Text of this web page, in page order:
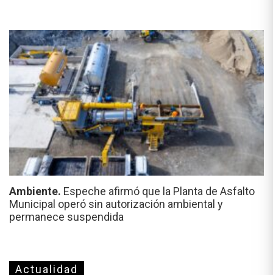
Ambiente. Espeche afirmó que la Planta de Asfalto
Municipal operó sin autorización ambiental y
permanece suspendida
Actualidad